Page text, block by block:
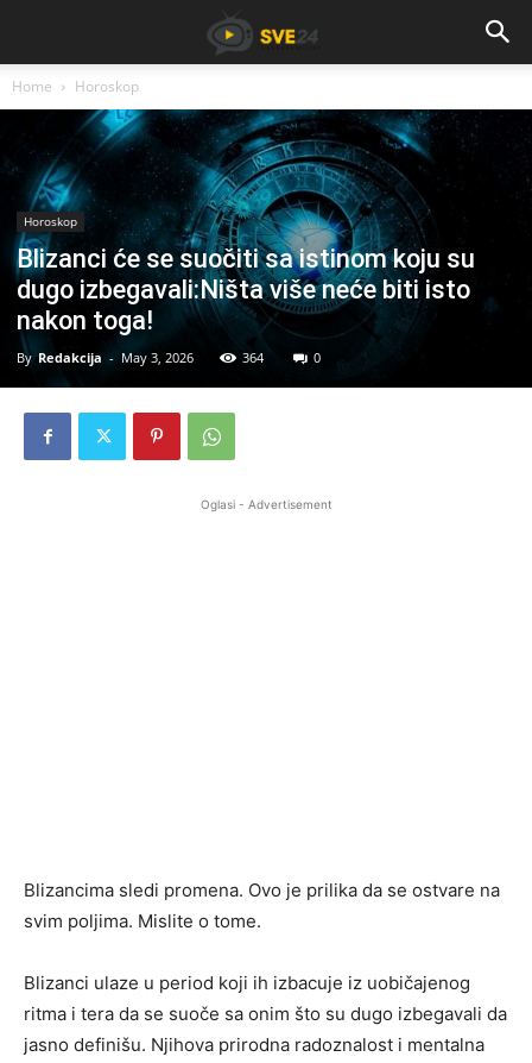
Home Horoskop
Horoskop
Blizanci će se suočiti sa istinom koju su
dugo izbegavali:Ništa više neće biti isto
nakon toga!
By Redakcija - May 3, 2026 364 0
Oglasi - Advertisement
Blizancima sledi promena. Ovo je prilika da se ostvare na
svim poljima. Mislite o tome.
Blizanci ulaze u period koji ih izbacuje iz uobičajenog
ritma i tera da se suoče sa onim što su dugo izbegavali da
jasno definišu. Njihova prirodna radoznalost i mentalna